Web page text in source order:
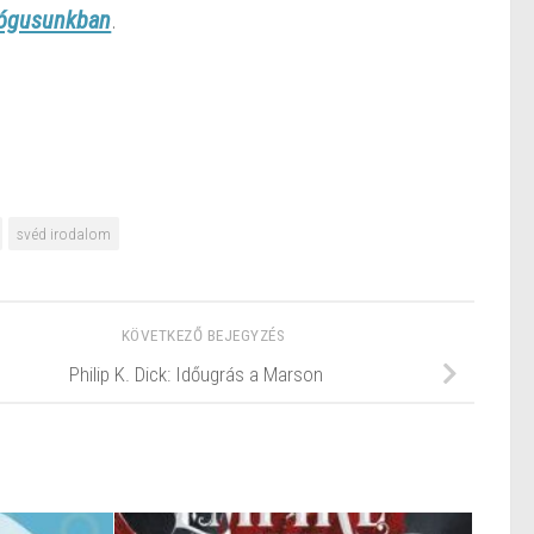
.
svéd irodalom
KÖVETKEZŐ BEJEGYZÉS
Philip K. Dick: Időugrás a Marson